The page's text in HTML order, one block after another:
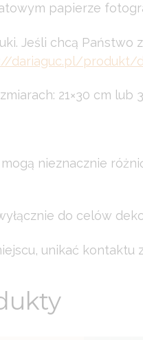
papierze
Jeśli chcą
dariaguc.pl/produkt/
21×30 cm lub
nieznacznie
do celów
unikać kontaktu